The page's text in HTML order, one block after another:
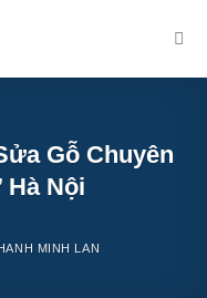
Gỗ Chuyên
Hà Nội
MINH LAN